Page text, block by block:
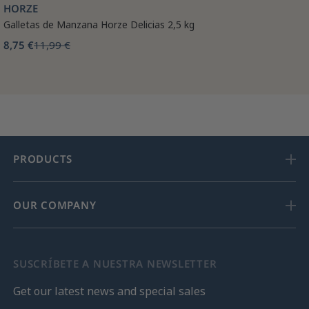
HORZE
Galletas de Manzana Horze Delicias 2,5 kg
8,75 €11,99 €
PRODUCTS
OUR COMPANY
SUSCRÍBETE A NUESTRA NEWSLETTER
Get our latest news and special sales